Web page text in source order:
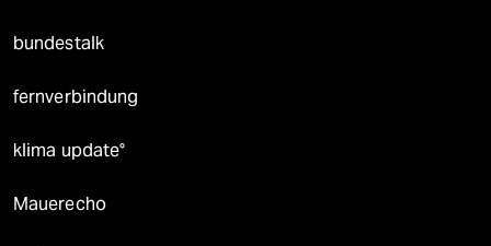
bundestalk
fernverbindung
klima update°
Mauerecho